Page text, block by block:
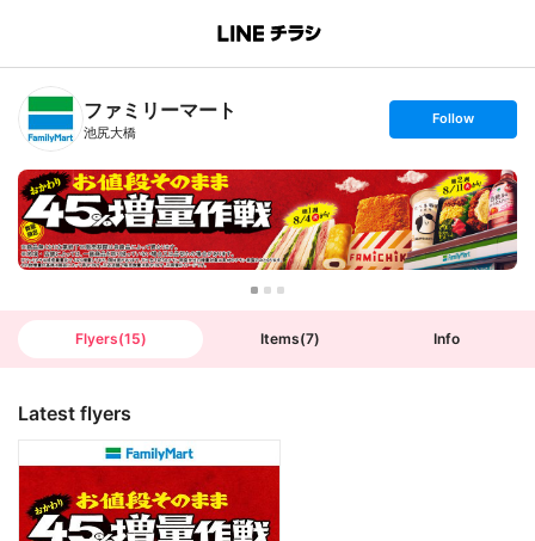
B
n
T
ファミリーマート
池尻大橋
s
t
o
l
l
o
w
Follow
Flyers(15) Items(7) Info
Latest flyers